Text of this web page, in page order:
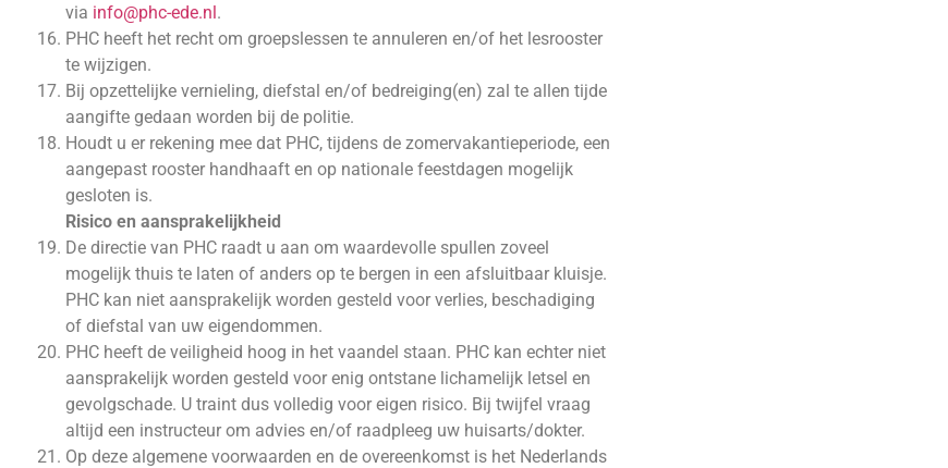
via info@phc-ede.nl.
PHC heeft het recht om groepslessen te annuleren en/of het lesrooster
te wijzigen.
Bij opzettelijke vernieling, diefstal en/of bedreiging(en) zal te allen tijde
aangifte gedaan worden bij de politie.
Houdt u er rekening mee dat PHC, tijdens de zomervakantieperiode, een
aangepast rooster handhaaft en op nationale feestdagen mogelijk
gesloten is.
Risico en aansprakelijkheid
De directie van PHC raadt u aan om waardevolle spullen zoveel
mogelijk thuis te laten of anders op te bergen in een afsluitbaar kluisje.
PHC kan niet aansprakelijk worden gesteld voor verlies, beschadiging
of diefstal van uw eigendommen.
PHC heeft de veiligheid hoog in het vaandel staan. PHC kan echter niet
aansprakelijk worden gesteld voor enig ontstane lichamelijk letsel en
gevolgschade. U traint dus volledig voor eigen risico. Bij twijfel vraag
altijd een instructeur om advies en/of raadpleeg uw huisarts/dokter.
Op deze algemene voorwaarden en de overeenkomst is het Nederlands